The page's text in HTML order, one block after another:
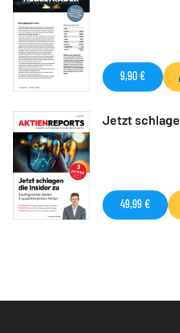
9,90 €
Jetzt
49,99 €